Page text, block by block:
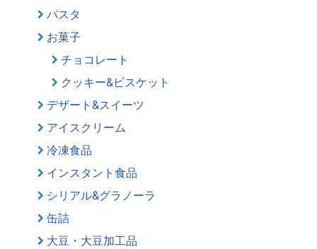
パスタ
お菓子
チョコレート
クッキー&ビスケット
デザート&スイーツ
アイスクリーム
冷凍食品
インスタント食品
シリアル&グラノーラ
缶詰
大豆・大豆加工品